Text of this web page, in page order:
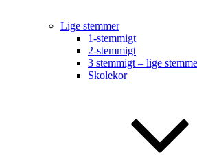
Lige stemmer
1-stemmigt
2-stemmigt
3 stemmigt – lige
Skolekor